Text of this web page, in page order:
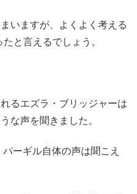
いますが、よくよく考える
と言えるでしょう。
るエズラ・ブリッジャーは
な声を聞きました。
ーギル自体の声は聞こえ